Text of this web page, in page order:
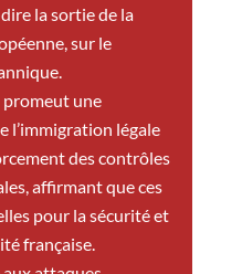
dire la sortie de la
sur le
une
l’immigration légale
des contrôles
affirmant que ces
pour la sécurité et
française.